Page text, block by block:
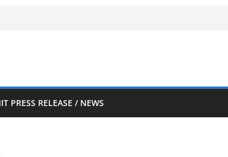
PRESS RELEASE / NEWS